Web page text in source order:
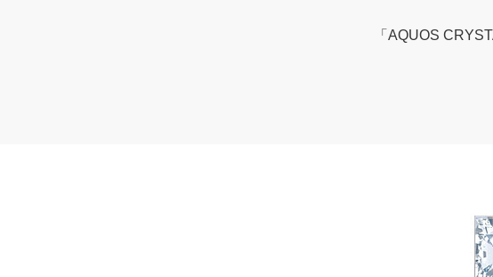
「 AQUOS